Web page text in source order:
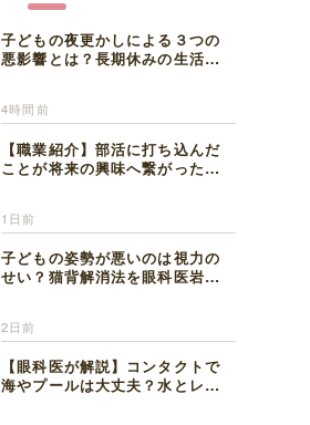
子どもの夜更かしによる３つの
悪影響とは？長期休みの生活リ
4時間前
【職業紹介】部活に打ち込んだ
ことが将来の興味へ繋がった。
1日前
子どもの姿勢が悪いのは視力の
せい？猫背解消法を眼科医岩見
2日前
【眼科医が解説】コンタクトで
海やプールは大丈夫？水とレン